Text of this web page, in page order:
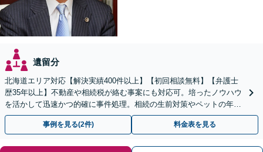
遺留分
北海道エリア対応【解決実績400件以上】【初回相談無料】【弁護士
歴35年以上】不動産や相続税が絡む事案にも対応可。培ったノウハウ
を活かして迅速かつ的確に事件処理。相続の生前対策やペットの年金
システムもお任せ【完全個室】【自衛隊前駅8分】
事例を見る(2件) 料金表を見る